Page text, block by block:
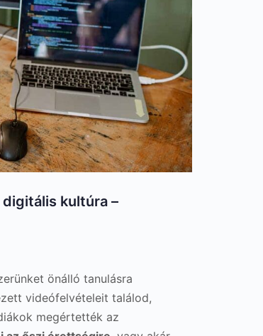
kultúra –
önálló tanulásra
videófelvételeit találod,
megértették az